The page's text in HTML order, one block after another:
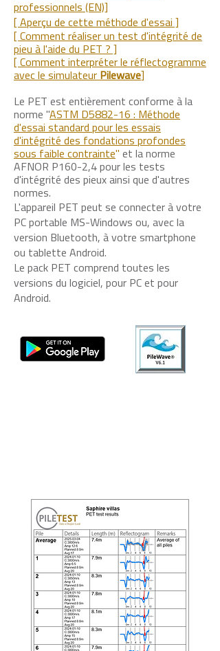
professionnels (EN)]
[ Aperçu de cette méthode d'essai ]
[ Comment réaliser un test d'intégrité de
pieu à l'aide du PET ? ]
[ Comment interpréter le réflectogramme
avec le simulateur Pilewave
Le PET est entièrement conforme à la
norme "ASTM D5882-16 : Méthode
d'essai standard pour les essais
d'intégrité des fondations profondes
sous faible contrainte" et la norme
AFNOR P160-2,4 pour les tests
d'intégrité des pieux ainsi que d'autres
normes.
L'appareil PET peut se connecter à votre
PC portable MS-Windows ou, avec la
version Bluetooth, à votre smartphone
ou tablette Android.
Le pack PET comprend toutes les
versions du logiciel, pour PC et pour
Android.